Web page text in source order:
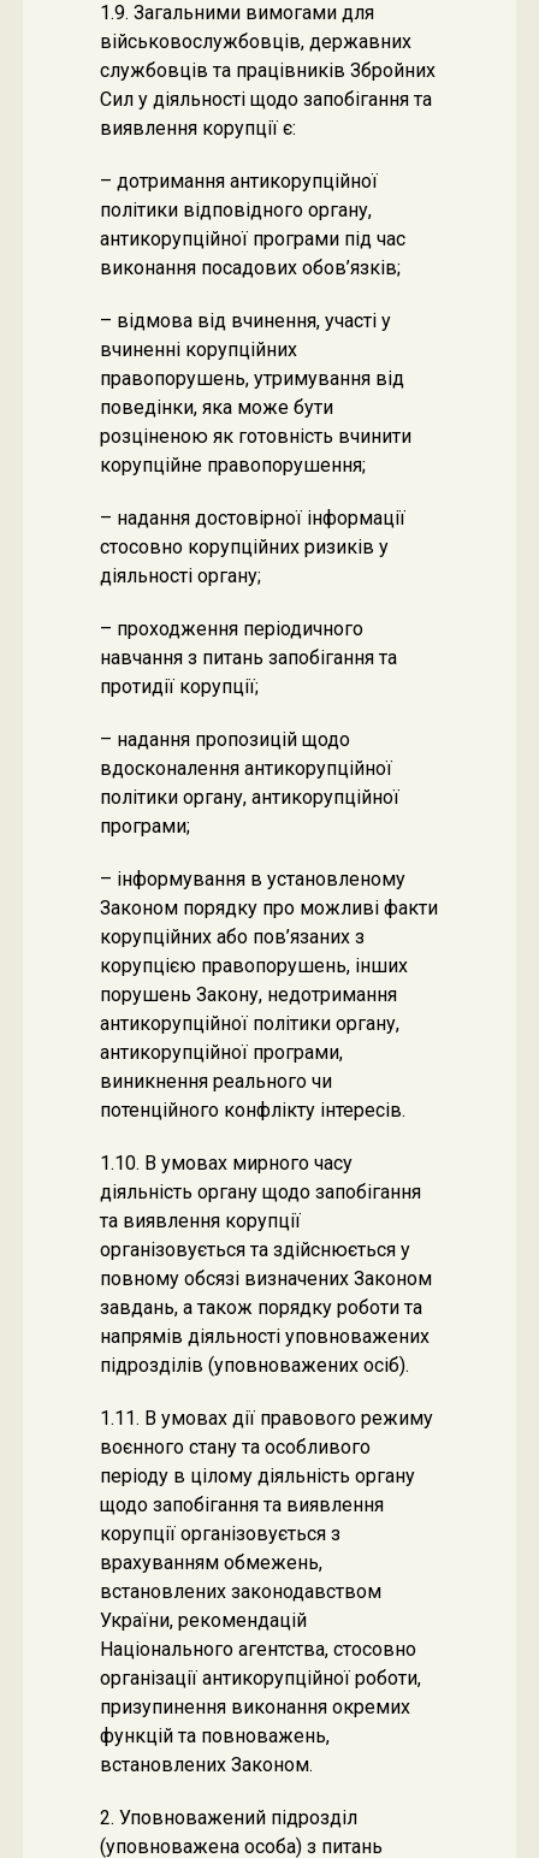
1.9. Загальними вимогами для
військовослужбовців, державних
службовців та працівників Збройних
Сил у діяльності щодо запобігання та
виявлення корупції є:
– дотримання антикорупційної
політики відповідного органу,
антикорупційної програми під час
виконання посадових обов’язків;
– відмова від вчинення, участі у
вчиненні корупційних
правопорушень, утримування від
поведінки, яка може бути
розціненою як готовність вчинити
корупційне правопорушення;
– надання достовірної інформації
стосовно корупційних ризиків у
діяльності органу;
– проходження періодичного
навчання з питань запобігання та
протидії корупції;
– надання пропозицій щодо
вдосконалення антикорупційної
політики органу, антикорупційної
програми;
– інформування в установленому
Законом порядку про можливі факти
корупційних або пов’язаних з
корупцією правопорушень, інших
порушень Закону, недотримання
антикорупційної політики органу,
антикорупційної програми,
виникнення реального чи
потенційного конфлікту інтересів.
1.10. В умовах мирного часу
діяльність органу щодо запобігання
та виявлення корупції
організовується та здійснюється у
повному обсязі визначених Законом
завдань, а також порядку роботи та
напрямів діяльності уповноважених
підрозділів (уповноважених осіб).
1.11. В умовах дії правового режиму
воєнного стану та особливого
періоду в цілому діяльність органу
щодо запобігання та виявлення
корупції організовується з
врахуванням обмежень,
встановлених законодавством
України, рекомендацій
Національного агентства, стосовно
організації антикорупційної роботи,
призупинення виконання окремих
функцій та повноважень,
встановлених Законом.
2. Уповноважений підрозділ
(уповноважена особа) з питань